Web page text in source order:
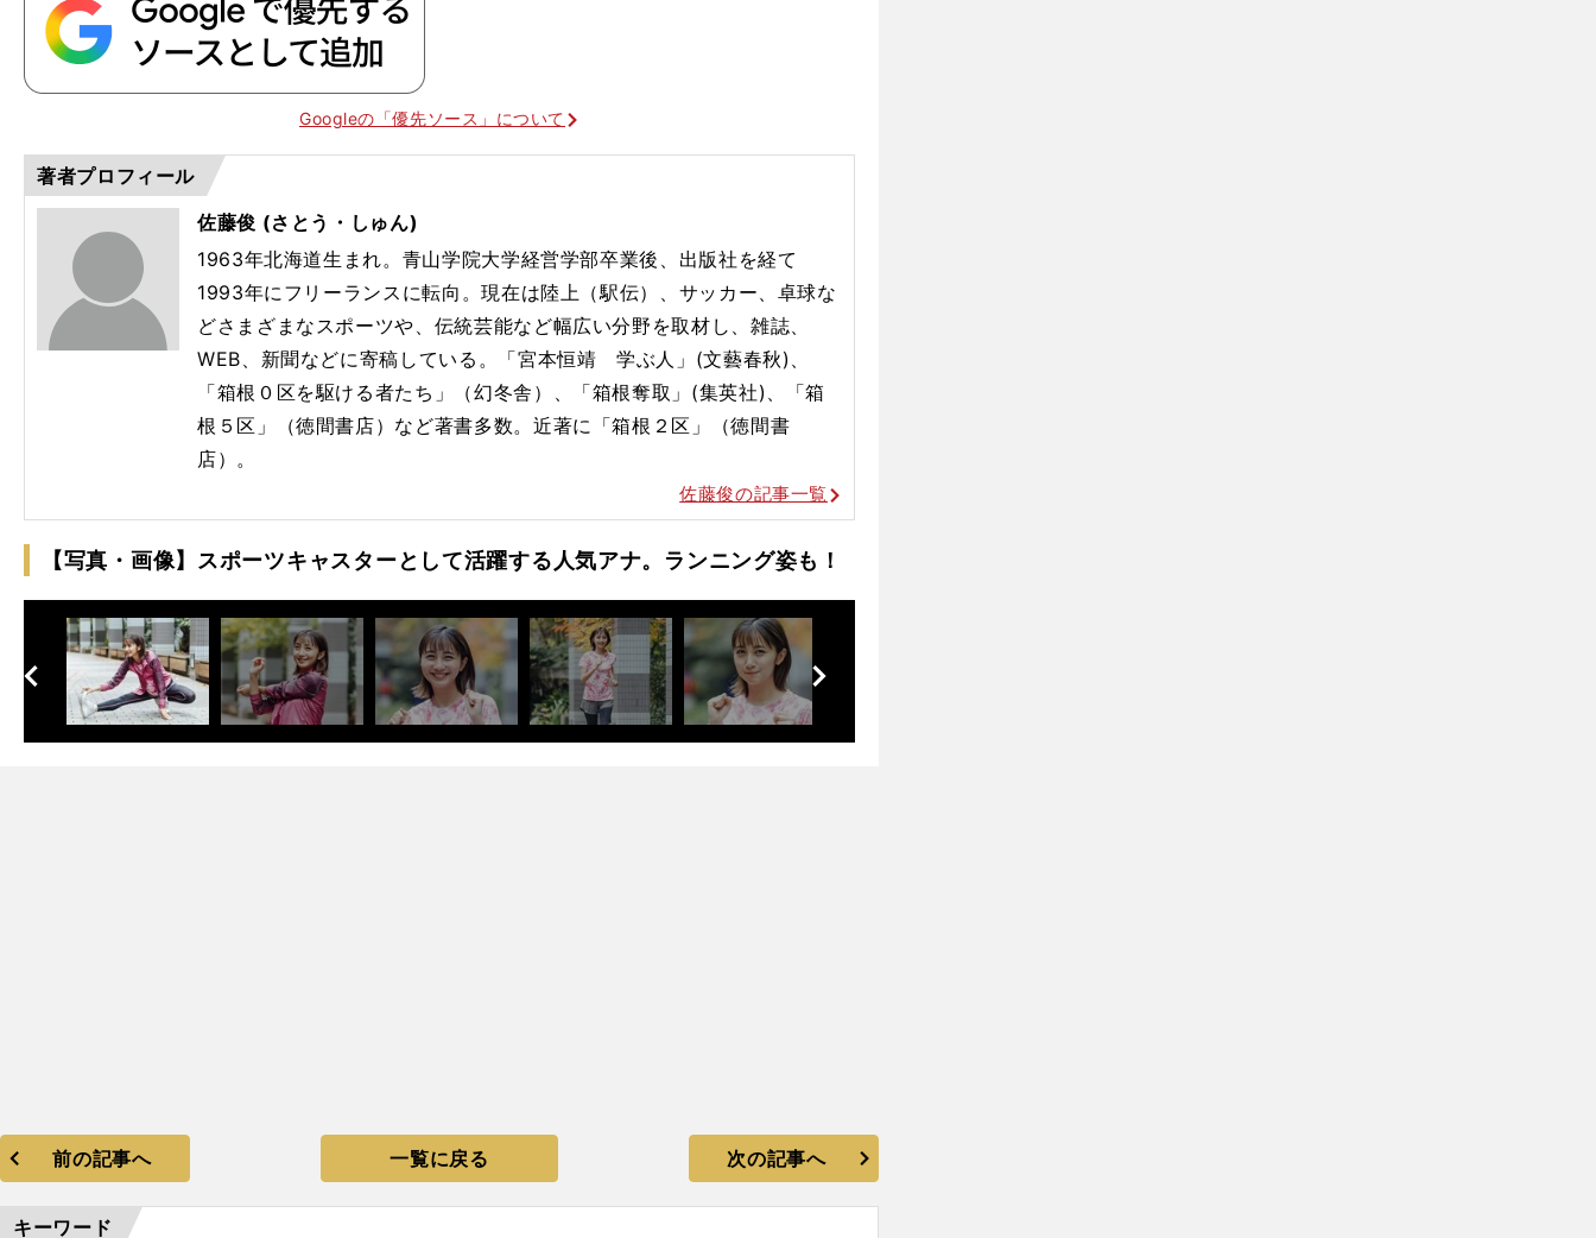
Googleの「優先ソース」について
著者プロフィール
佐藤俊 (さとう・しゅん)
1963年北海道生まれ。青山学院大学経営学部卒業後、出版社を経て
1993年にフリーランスに転向。現在は陸上（駅伝）、サッカー、卓球な
どさまざまなスポーツや、伝統芸能など幅広い分野を取材し、雑誌、
WEB、新聞などに寄稿している。「宮本恒靖 学ぶ人」(文藝春秋)、
「箱根０区を駆ける者たち」（幻冬舎）、「箱根奪取」(集英社)、「箱
根５区」（徳間書店）など著書多数。近著に「箱根２区」（徳間書
店）。
佐藤俊の記事一覧
【写真・画像】スポーツキャスターとして活躍する人気アナ。ランニング姿も！
次
へ
前
へ
前の記事へ 一覧に戻る 次の記事へ
キーワード